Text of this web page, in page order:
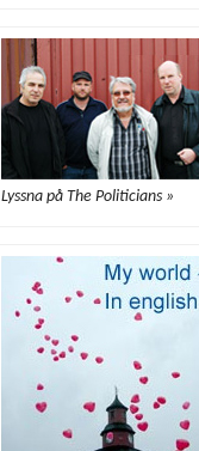
Lyssna på The Politicians »